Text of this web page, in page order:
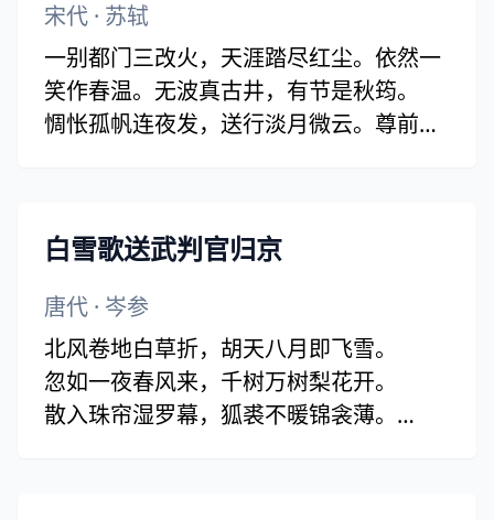
宋代 · 苏轼
一别都门三改火，天涯踏尽红尘。依然一
笑作春温。无波真古井，有节是秋筠。
惆怅孤帆连夜发，送行淡月微云。尊前不
白雪歌送武判官归京
唐代 · 岑参
北风卷地白草折，胡天八月即飞雪。
忽如一夜春风来，千树万树梨花开。
散入珠帘湿罗幕，狐裘不暖锦衾薄。